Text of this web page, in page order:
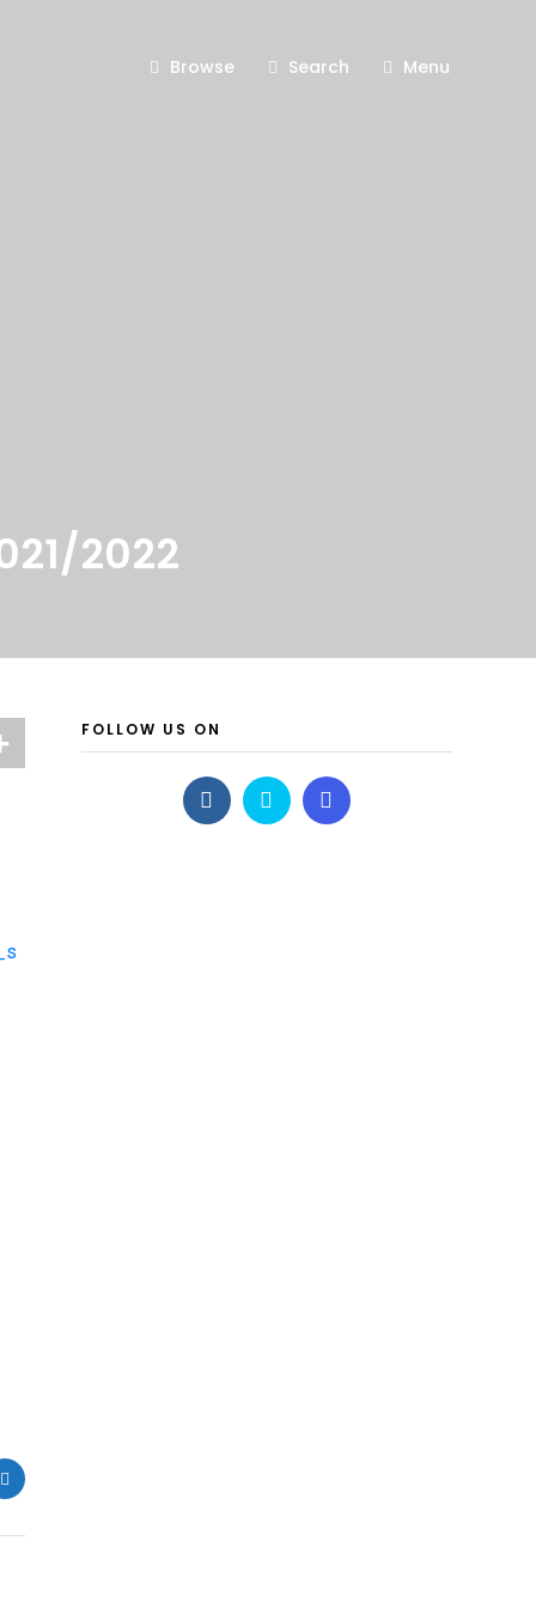
Browse Search Menu
2022
FOLLOW US ON